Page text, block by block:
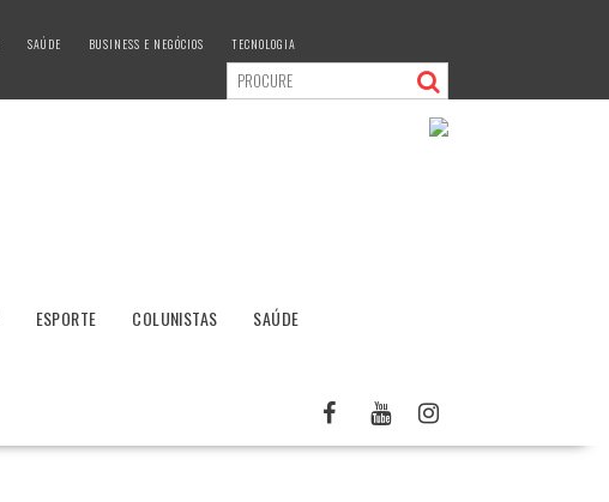
SAÚDE BUSINESS E NEGÓCIOS TECNOLOGIA
ESPORTE COLUNISTAS
SAÚDE